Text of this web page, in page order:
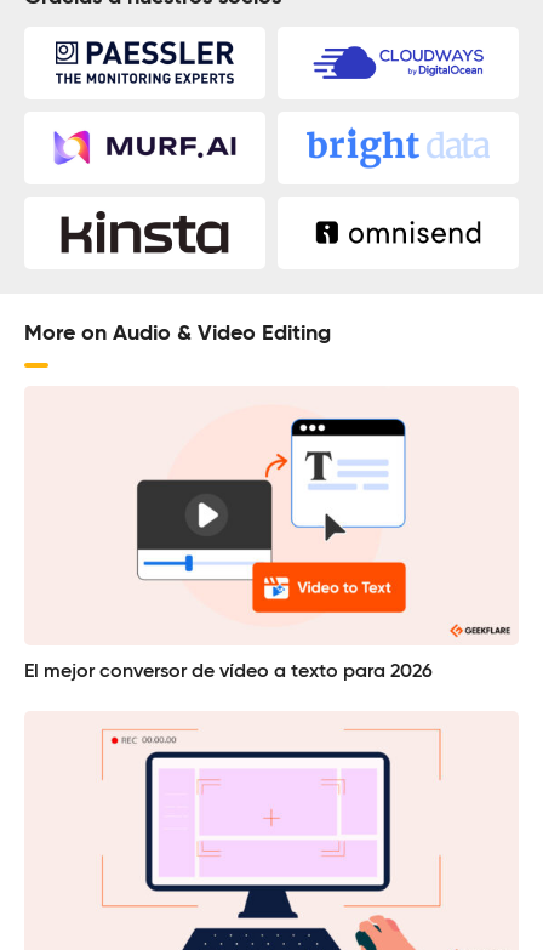
More on Audio & Video Editing
El mejor conversor de vídeo a texto para 2026